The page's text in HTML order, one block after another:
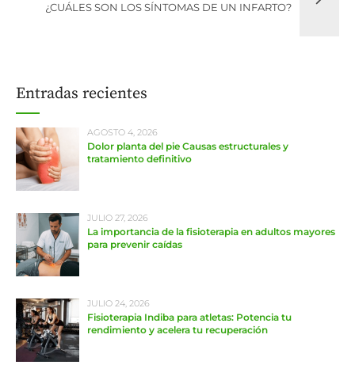
¿CUÁLES SON LOS SÍNTOMAS DE UN INFARTO?
Entradas recientes
AGOSTO 4, 2026
Dolor planta del pie Causas estructurales y
tratamiento definitivo
JULIO 27, 2026
La importancia de la fisioterapia en adultos mayores
para prevenir caídas
JULIO 24, 2026
Fisioterapia Indiba para atletas: Potencia tu
rendimiento y acelera tu recuperación